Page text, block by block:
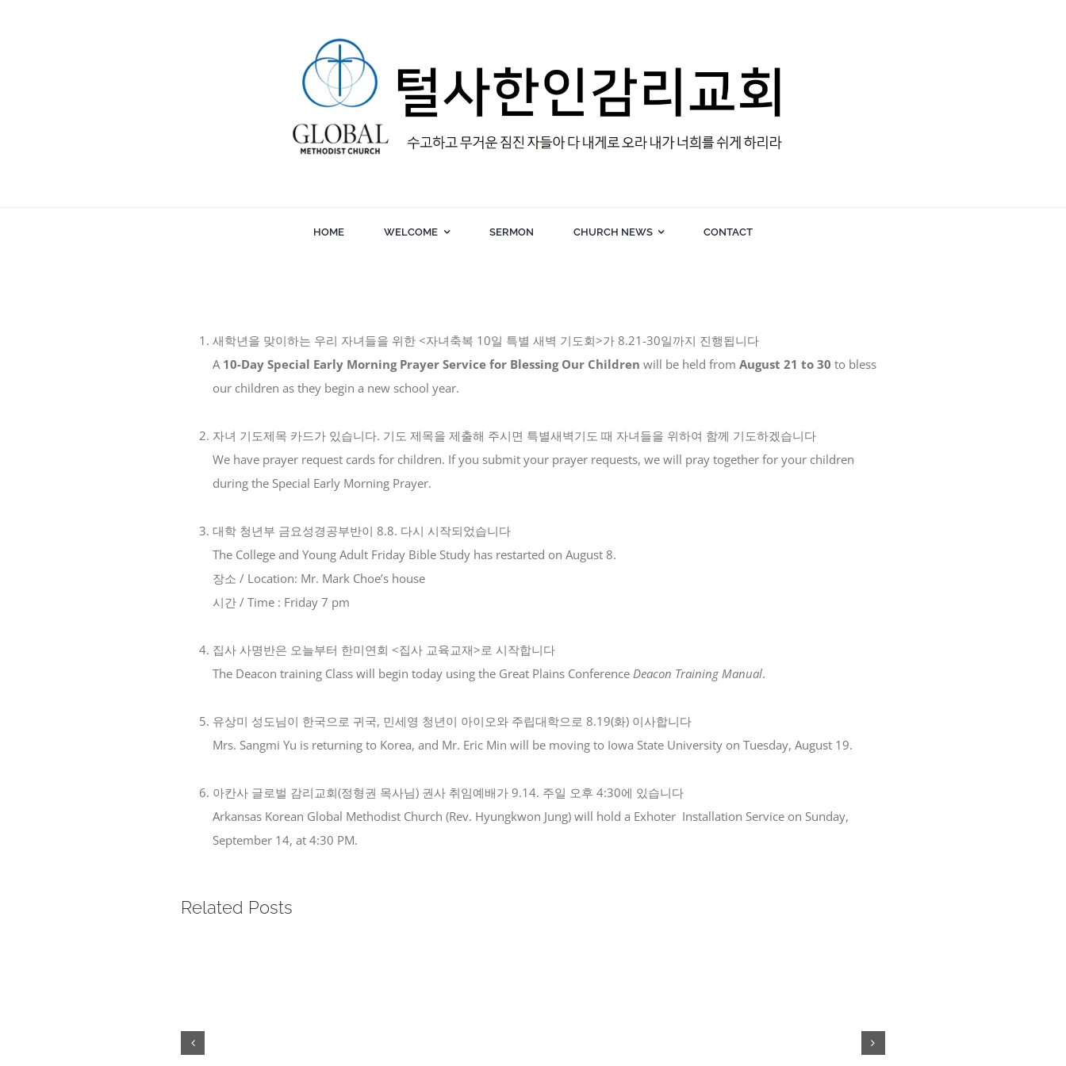
HOME WELCOME SERMON CHURCH NEWS CONTACT
새학년을 맞이하는 우리 자녀들을 위한 <자녀축복 10일 특별 새벽 기도회>가 8.21-30일까지 진행됩니다
A 10-Day Special Early Morning PrayerService for Blessing Our Children will be held fromAugust 21 to 30 to bless
our children as they begin a new school year.
자녀 기도제목 카드가 있습니다. 기도 제목을 제출해 주시면 특별새벽기도 때 자녀들을 위하여 함께 기도하겠습니다
We have prayer request cards for children. If you submit your prayer requests, we will pray together for your children
during the Special Early Morning Prayer.
대학 청년부 금요성경공부반이 8.8. 다시 시작되었습니다
The College and Young Adult Friday Bible Study has restarted on August 8.
장소 / Location: Mr. Mark Choe’s house
시간 / Time : Friday 7 pm
집사 사명반은 오늘부터 한미연회 <집사 교육교재>로 시작합니다
The Deacon training Class will begin today using the Great Plains Conference Deacon Training Manual.
유상미 성도님이 한국으로 귀국, 민세영 청년이 아이오와 주립대학으로 8.19(화) 이사합니다
Mrs. Sangmi Yu is returning to Korea, and Mr. Eric Min will be moving to Iowa State University on Tuesday, August 19.
아칸사 글로벌 감리교회(정형권 목사님) 권사 취임예배가 9.14. 주일 오후 4:30에 있습니다
Arkansas Korean Global Methodist Church (Rev. Hyungkwon Jung) will hold a Exhoter Installation Service on Sunday,
September 14, at 4:30 PM.
Related Posts